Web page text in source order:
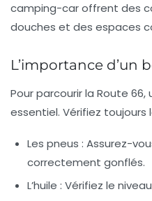
camping-car offrent des
douches et des espaces
L’importance d’un
Pour parcourir la Route
essentiel. Vérifiez toujours
Les pneus : Assurez-
correctement gonflés.
L’huile : Vérifiez le